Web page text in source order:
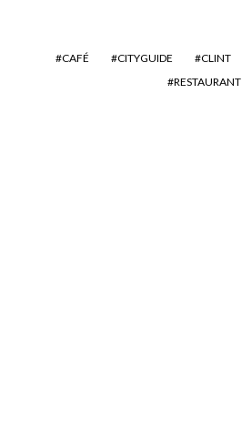
CAFÉ CITYGUIDE CLINT
RESTAURANT